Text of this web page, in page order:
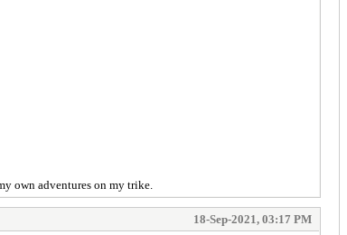
own adventures on my trike.
18-Sep-2021, 03:17 PM